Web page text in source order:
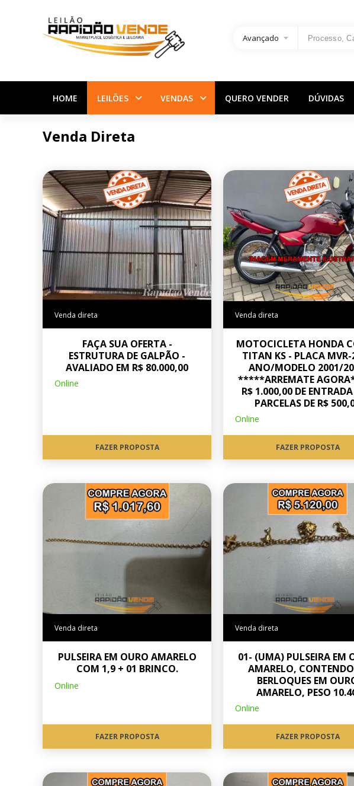
Avançado
HOME LEILÕES VENDAS QUERO VENDER DÚVIDAS
Venda Direta
Venda direta
FAÇA SUA OFERTA -
ESTRUTURA DE GALPÃO -
AVALIADO EM R$ 80.000,00
Online
FAZER PROPOSTA
Venda direta
MOTOCICLETA HONDA
TITAN KS - PLACA
ANO/MODELO 2001/
*****ARREMATE
R$ 1.000,00 DE
PARCELAS DE R$
Online
FAZER PROPOSTA
Venda direta
PULSEIRA EM OURO AMARELO
COM 1,9 + 01 BRINCO.
Online
FAZER PROPOSTA
Venda direta
01- (UMA) PULSEIRA EM
AMARELO,
BERLOQUES EM
AMARELO, PESO
Online
FAZER PROPOSTA